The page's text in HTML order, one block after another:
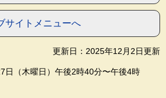
サイトメニューへ
更新日：2025年12月2日更新
（木曜日）午後2時40分〜午後4時